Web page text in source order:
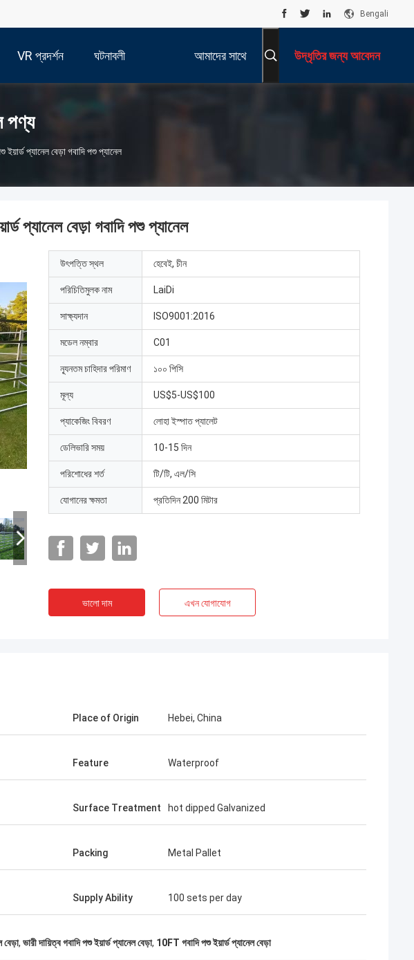
Bengali
VR প্রদর্শন ঘটনাবলী আমাদের সাথে উদ্ধৃতির জন্য আবেদন
পণ্য
ইয়ার্ড প্যানেল বেড়া গবাদি পশু প্যানেল
আবদুল্লাহ
শুরু থেকে, আপনি আমাকে পণ্য সম্পর্কে আরো জানতে সাহায্য,
প্যানেল বেড়া গবাদি পশু প্যানেল
উৎপত্তি স্থল হেবেই, চীন
পরিচিতিমুলক নাম LaiDi
সাক্ষ্যদান ISO9001:2016
মডেল নম্বার C01
ন্যূনতম চাহিদার পরিমাণ ১০০ পিসি
মূল্য US$5-US$100
প্যাকেজিং বিবরণ লোহা ইস্পাত প্যালেট
ডেলিভারি সময় 10-15 দিন
পরিশোধের শর্ত টি/টি, এল/সি
যোগানের ক্ষমতা প্রতিদিন 200 মিটার
ভালো দাম এখন যোগাযোগ
Place of Origin Hebei, China
Feature Waterproof
Surface Treatment hot dipped Galvanized
Packing Metal Pallet
Supply Ability 100 sets per day
বেড়া, ভারী দায়িত্ব গবাদি পশু ইয়ার্ড প্যানেল বেড়া, 10FT গবাদি পশু ইয়ার্ড প্যানেল বেড়া